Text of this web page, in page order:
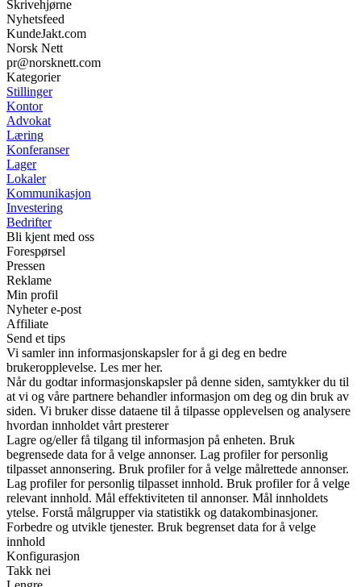
Skrivehjørne
Nyhetsfeed
KundeJakt.com
Norsk Nett
pr@norsknett.com
Kategorier
Stillinger
Kontor
Advokat
Læring
Konferanser
Lager
Lokaler
Kommunikasjon
Investering
Bedrifter
Bli kjent med oss
Forespørsel
Pressen
Reklame
Min profil
Nyheter e-post
Affiliate
Send et tips
Vi samler inn informasjonskapsler for å gi deg en bedre
brukeropplevelse. Les mer her.
Når du godtar informasjonskapsler på denne siden, samtykker du til
at vi og våre partnere behandler informasjon om deg og din bruk av
siden. Vi bruker disse dataene til å tilpasse opplevelsen og analysere
hvordan innholdet vårt presterer
Lagre og/eller få tilgang til informasjon på enheten. Bruk
begrensede data for å velge annonser. Lag profiler for personlig
tilpasset annonsering. Bruk profiler for å velge målrettede annonser.
Lag profiler for personlig tilpasset innhold. Bruk profiler for å velge
relevant innhold. Mål effektiviteten til annonser. Mål innholdets
ytelse. Forstå målgrupper via statistikk og datakombinasjoner.
Forbedre og utvikle tjenester. Bruk begrenset data for å velge
innhold
Konfigurasjon
Takk nei